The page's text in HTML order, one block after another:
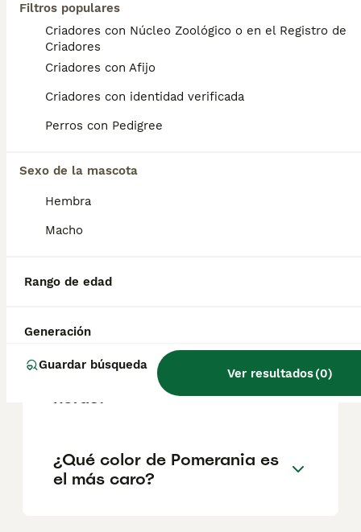
Filtros populares
Criadores con Núcleo Zoológico o en el Registro de
Criadores
Criadores con Afijo
Criadores con identidad verificada
Perros con Pedigree
Sexo de la mascota
Hembra
Macho
Rango de edad
Generación
Guardar búsqueda
Ver resultados(0)
¿Cuánto cuesta un cachorro
de Pomerania?
El coste medio de un cachorro de Pomerania
en España es de aproximadamente 990€,
aunque los precios pueden variar según
factores como el pedigrí, la reputación del
¿Cuáles son los 3 tipos de
¿Cuánto vive un Pomerania
¿Puedo dejar a mi
pomerania solo durante 8
horas?
¿Qué color de Pomerania es
el más caro?